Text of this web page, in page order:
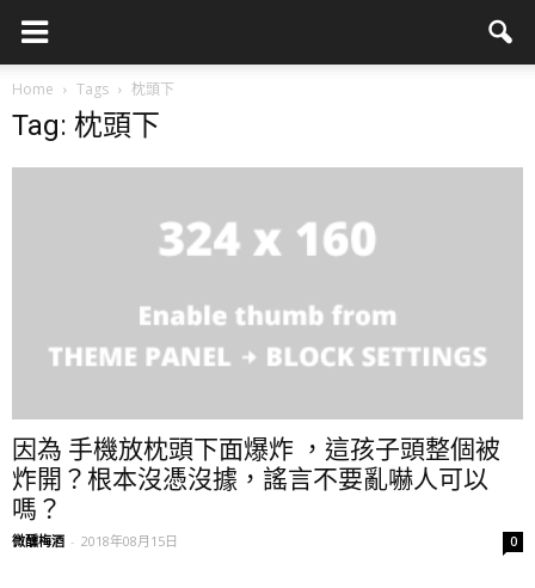
Home Tags 枕頭下
Tag: 枕頭下
因為 手機放枕頭下面爆炸 ，這孩子頭整個被
炸開？根本沒憑沒據，謠言不要亂嚇人可以
嗎？
微醺梅酒 - 2018年08月15日 0